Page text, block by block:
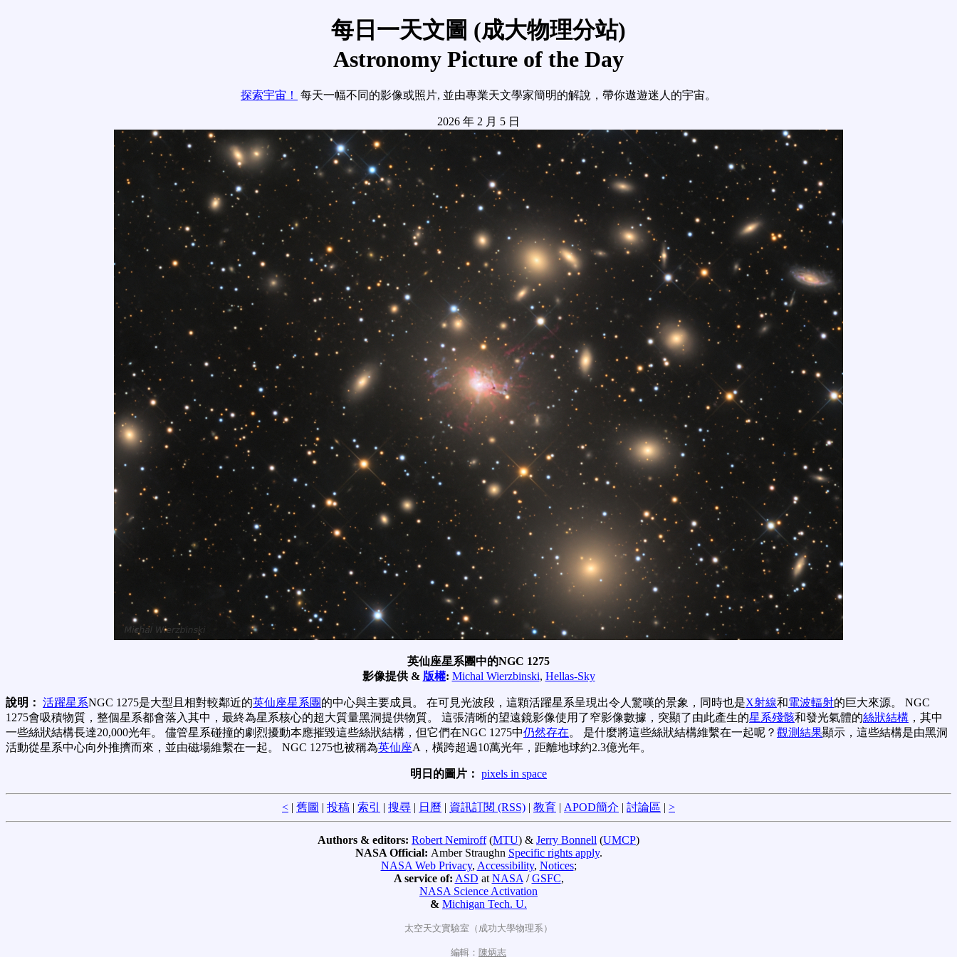
每日一天文圖 (成大物理分站)
Astronomy Picture of the Day
探索宇宙！ 每天一幅不同的影像或照片, 並由專業天文學家簡明的解說，帶你遨遊迷人的宇宙。
2026 年 2 月 5 日
英仙座星系團中的NGC 1275
影像提供 & 版權: Michal Wierzbinski, Hellas-Sky
說明： 活躍星系NGC 1275是大型且相對較鄰近的英仙座星系團的中心與主要成員。 在可見光波段，這顆活躍星系呈現出令人驚嘆的景象，同時也是X射線和電波輻射的巨大來源。 NGC
1275會吸積物質，整個星系都會落入其中，最終為星系核心的超大質量黑洞提供物質。 這張清晰的望遠鏡影像使用了窄影像數據，突顯了由此產生的星系殘骸和發光氣體的絲狀結構 ，其中
一些絲狀結構長達20,000光年。 儘管星系碰撞的劇烈擾動本應摧毀這些絲狀結構，但它們在NGC 1275中仍然存在。 是什麼將這些絲狀結構維繫在一起呢？ 觀測結果顯示，這些結構是由黑洞
活動從星系中心向外推擠而來，並由磁場維繫在一起。 NGC 1275也被稱為英仙座A，橫跨超過10萬光年，距離地球約2.3億光年。
明日的圖片： pixels in space
< | 舊圖 | 投稿 | 索引 | 搜尋 | 日曆 | 資訊訂閱 (RSS) | 教育 | APOD簡介 | 討論區 | >
Authors & editors: Robert Nemiroff(MTU) & Jerry Bonnell (UMCP)
NASA Official: Amber Straughn Specific rights apply.
NASA Web Privacy, Accessibility, Notices;
A service of: ASD at NASA /GSFC,
NASA Science Activation
& Michigan Tech. U.
太空天文實驗室（成功大學物理系）
編輯： 陳炳志